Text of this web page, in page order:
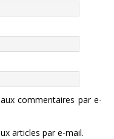
commentaires par e-
articles par e-mail.